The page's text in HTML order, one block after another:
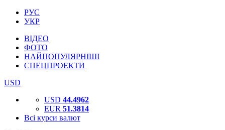
РУС
УКР
ВІДЕО
ФОТО
НАЙПОПУЛЯРНІШІ
СПЕЦПРОЕКТИ
USD
USD 44.4962
EUR 51.3814
Всі курси валют